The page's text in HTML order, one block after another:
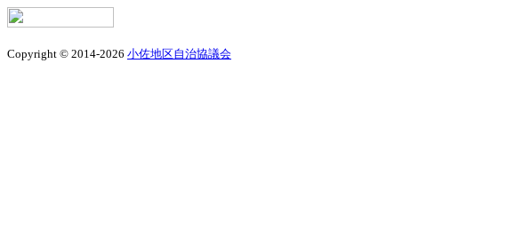
Copyright © 2014-2026 小佐地区自治協議会